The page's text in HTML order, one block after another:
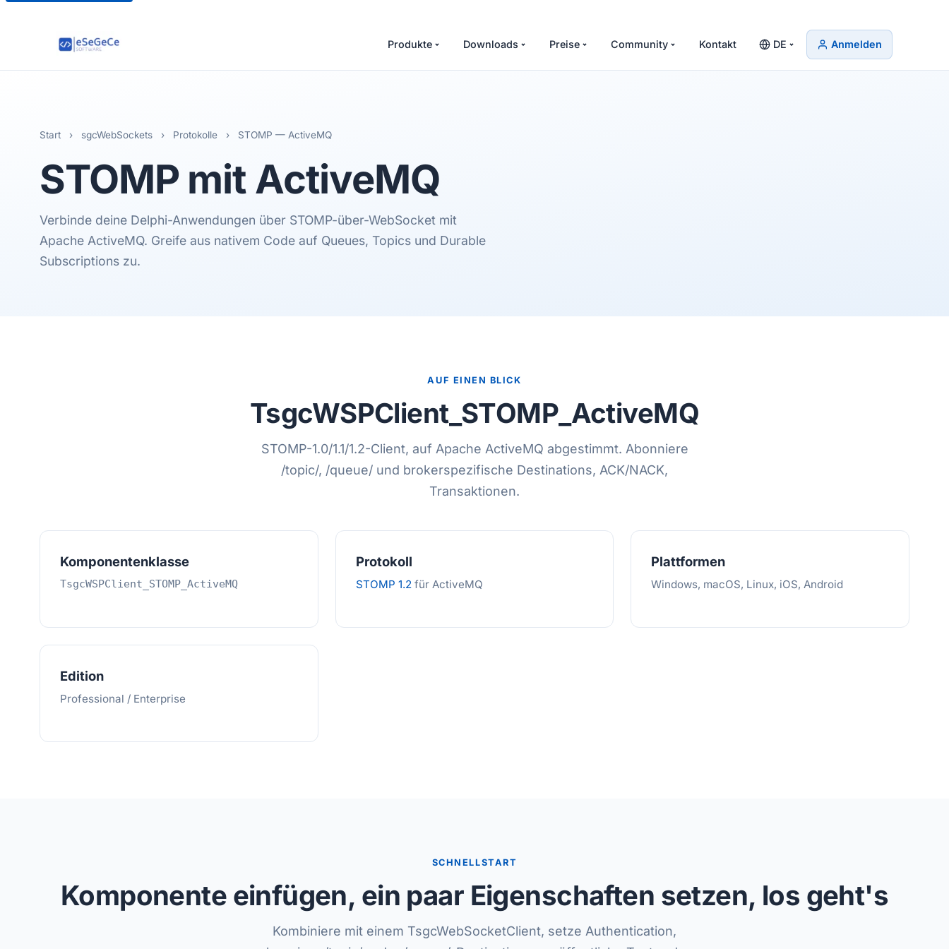
Produkte Downloads Preise Community Kontakt DE Anmelden
Start › sgcWebSockets › Protokolle › STOMP — ActiveMQ
STOMPmit ActiveMQ
Verbinde deine Delphi-Anwendungen über STOMP-über-WebSocket mit
Apache ActiveMQ. Greife aus nativem Code auf Queues, Topics und Durable
Subscriptions zu.
AUF EINEN BLICK
TsgcWSPClient_STOMP_ActiveMQ
STOMP-1.0/1.1/1.2-Client, auf Apache ActiveMQ abgestimmt. Abonniere
/topic/, /queue/ und brokerspezifische Destinations, ACK/NACK,
Transaktionen.
Komponentenklasse
TsgcWSPClient_STOMP_ActiveMQ
Protokoll
STOMP 1.2für ActiveMQ
Plattformen
Windows, macOS, Linux, iOS, Android
Edition
Professional / Enterprise
SCHNELLSTART
Komponente einfügen, ein paar Eigenschaften setzen, los geht's
Kombiniere mit einem TsgcWebSocketClient, setze Authentication,